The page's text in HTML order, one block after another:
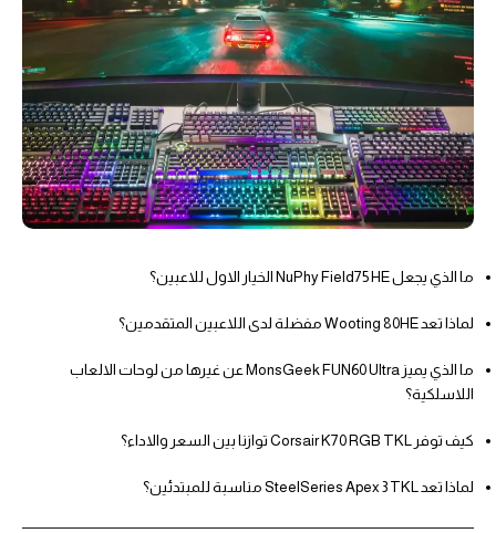
ما الذي يجعل NuPhy Field75 HE الخيار الاول للاعبين؟
لماذا تعد Wooting 80HE مفضلة لدى اللاعبين المتقدمين؟
ما الذي يميز MonsGeek FUN60 Ultra عن غيرها من لوحات الالعاب
اللاسلكية؟
كيف توفر Corsair K70 RGB TKL توازنا بين السعر والاداء؟
لماذا تعد SteelSeries Apex 3 TKL مناسبة للمبتدئين؟